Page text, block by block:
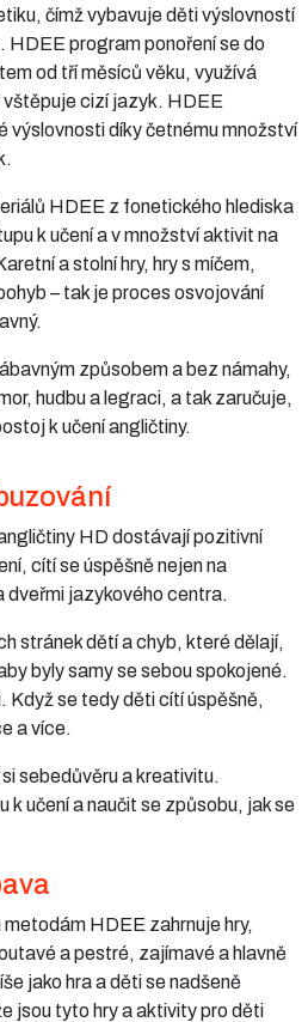
čímž vybavuje děti výslovností
HDEE program ponoření se do
od tří měsíců věku, využívá
vštěpuje cizí jazyk. HDEE
výslovnosti díky četnému množství
HDEE z fonetického hlediska
k učení a v množství aktivit na
a stolní hry, hry s míčem,
– tak je proces osvojování
způsobem a bez námahy,
hudbu a legraci, a tak zaručuje,
k učení angličtiny.
HD dostávají pozitivní
cítí se úspěšně nejen na
dveřmi jazykového centra.
stránek dětí a chyb, které dělají,
byly samy se sebou spokojené.
Když se tedy děti cítí úspěšně,
a více.
sebedůvěru a kreativitu.
k učení a naučit se způsobu, jak se
HDEE zahrnuje hry,
a pestré, zajímavé a hlavně
jako hra a děti se nadšeně
jsou tyto hry a aktivity pro děti